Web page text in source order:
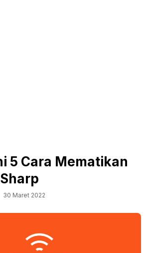
5 Cara Mematikan
30 Maret 2022